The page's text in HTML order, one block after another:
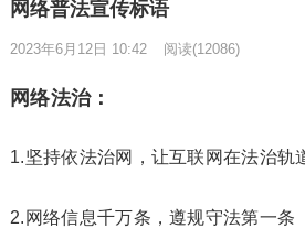
网络普法宣传标语
2023年6月12日 10:42 阅读(12086)
网络法治：
1.坚持依法治网，让互联网在法治轨
2.网络信息千万条，遵规守法第一条